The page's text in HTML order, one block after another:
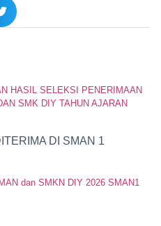
HASIL SELEKSI PENERIMAAN
SMK DIY TAHUN AJARAN
DI SMAN 1
dan SMKN DIY 2026 SMAN1